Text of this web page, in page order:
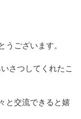
うございます。
さつしてくれたこ
と交流できると嬉